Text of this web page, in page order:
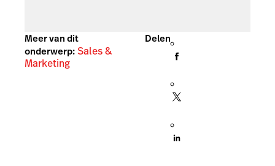
Meer van dit
onderwerp:Sales &
Marketing
Delen